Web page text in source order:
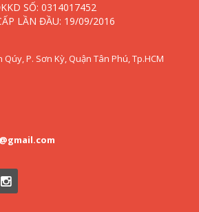
SỐ: 0314017452
LẦN ĐẦU: 19/09/2016
Qúy, P. Sơn Kỳ, Quận Tân Phú, Tp.HCM